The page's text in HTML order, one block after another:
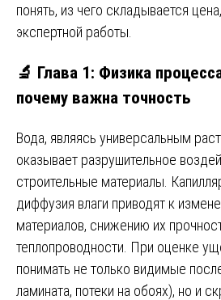
понять, из чего складывается
экспертной работы.
🔬 Глава 1: Физика
почему важна точность
Вода, являясь универсальным
оказывает разрушительное
строительные материалы.
диффузия влаги приводят к
материалов, снижению их
теплопроводности. При оценке
понимать не только видимые
ламината, потеки на обоях), но и